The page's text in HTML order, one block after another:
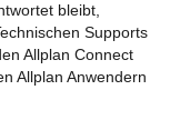
bleibt,
Supports
Allplan Connect
Allplan Anwendern